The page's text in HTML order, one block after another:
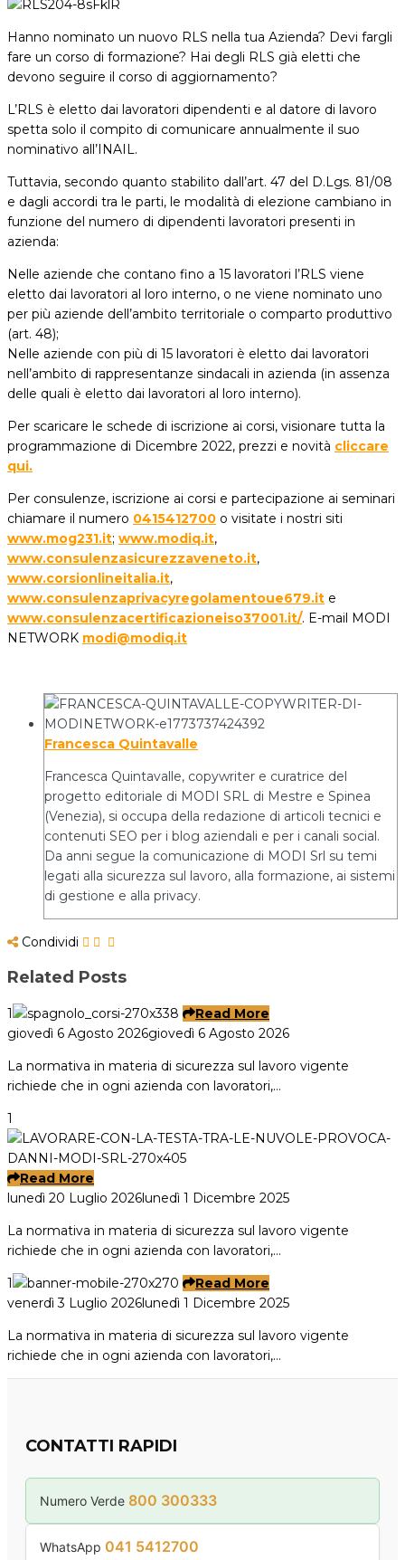
Hanno nominato un nuovo RLS nella tua Azienda? Devi fargli
fare un corso di formazione? Hai degli RLS già eletti che
devono seguire il corso di aggiornamento?
L’RLS è eletto dai lavoratori dipendenti e al datore di lavoro
spetta solo il compito di comunicare annualmente il suo
nominativo all’INAIL.
Tuttavia, secondo quanto stabilito dall’art. 47 del D.Lgs. 81/08
e dagli accordi tra le parti, le modalità di elezione cambiano in
funzione del numero di dipendenti lavoratori presenti in
azienda:
Nelle aziende che contano fino a 15 lavoratori l’RLS viene
eletto dai lavoratori al loro interno, o ne viene nominato uno
per più aziende dell’ambito territoriale o comparto produttivo
(art. 48);
Nelle aziende con più di 15 lavoratori è eletto dai lavoratori
nell’ambito di rappresentanze sindacali in azienda (in assenza
delle quali è eletto dai lavoratori al loro interno).
Per scaricare le schede di iscrizione ai corsi, visionare tutta la
programmazione di Dicembre 2022, prezzi e novità cliccare
qui.
Per consulenze, iscrizione ai corsi e partecipazione ai seminari
chiamare il numero 0415412700 o visitate i nostri siti
www.mog231.it; www.modiq.it,
www.consulenzasicurezzaveneto.it,
www.corsionlineitalia.it,
www.consulenzaprivacyregolamentoue679.it e
www.consulenzacertificazioneiso37001.it/. E-mail MODI
NETWORK modi@modiq.it
Francesca Quintavalle
Francesca Quintavalle, copywriter e curatrice del
progetto editoriale di MODI SRL di Mestre e Spinea
(Venezia), si occupa della redazione di articoli tecnici e
contenuti SEO per i blog aziendali e per i canali social.
Da anni segue la comunicazione di MODI Srl su temi
legati alla sicurezza sul lavoro, alla formazione, ai sistemi
di gestione e alla privacy.
Condividi
Related Posts
1
Read More
giovedì 6 Agosto 2026giovedì 6 Agosto 2026
La normativa in materia di sicurezza sul lavoro vigente
richiede che in ogni azienda con lavoratori,…
1
Read More
lunedì 20 Luglio 2026lunedì 1 Dicembre 2025
La normativa in materia di sicurezza sul lavoro vigente
richiede che in ogni azienda con lavoratori,…
1
Read More
venerdì 3 Luglio 2026lunedì 1 Dicembre 2025
La normativa in materia di sicurezza sul lavoro vigente
richiede che in ogni azienda con lavoratori,…
CONTATTI RAPIDI
Numero Verde 800 300333
WhatsApp 041 5412700